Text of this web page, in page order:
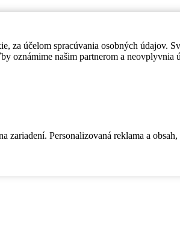
za účelom spracúvania osobných údajov.
oznámime našim partnerom a neovplyvnia
Personalizovaná reklama a obsah,